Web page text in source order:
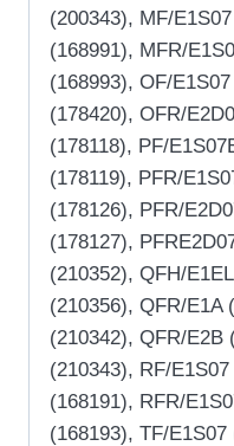
(200343), MF/
(168991), MFR/
(168993), OF/
(178420), OFR/
(178118), PF/
(178119), PFR/
(178126), PFR/
(178127),
(210352), QFH/
(210356), QFR/E1A
(210342), QFR/E2B
(210343), RF/
(168191), RFR/
(168193), TF/